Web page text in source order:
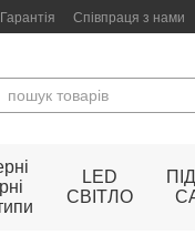
Гарантія Співпраця з нами
LED
СВІТЛО